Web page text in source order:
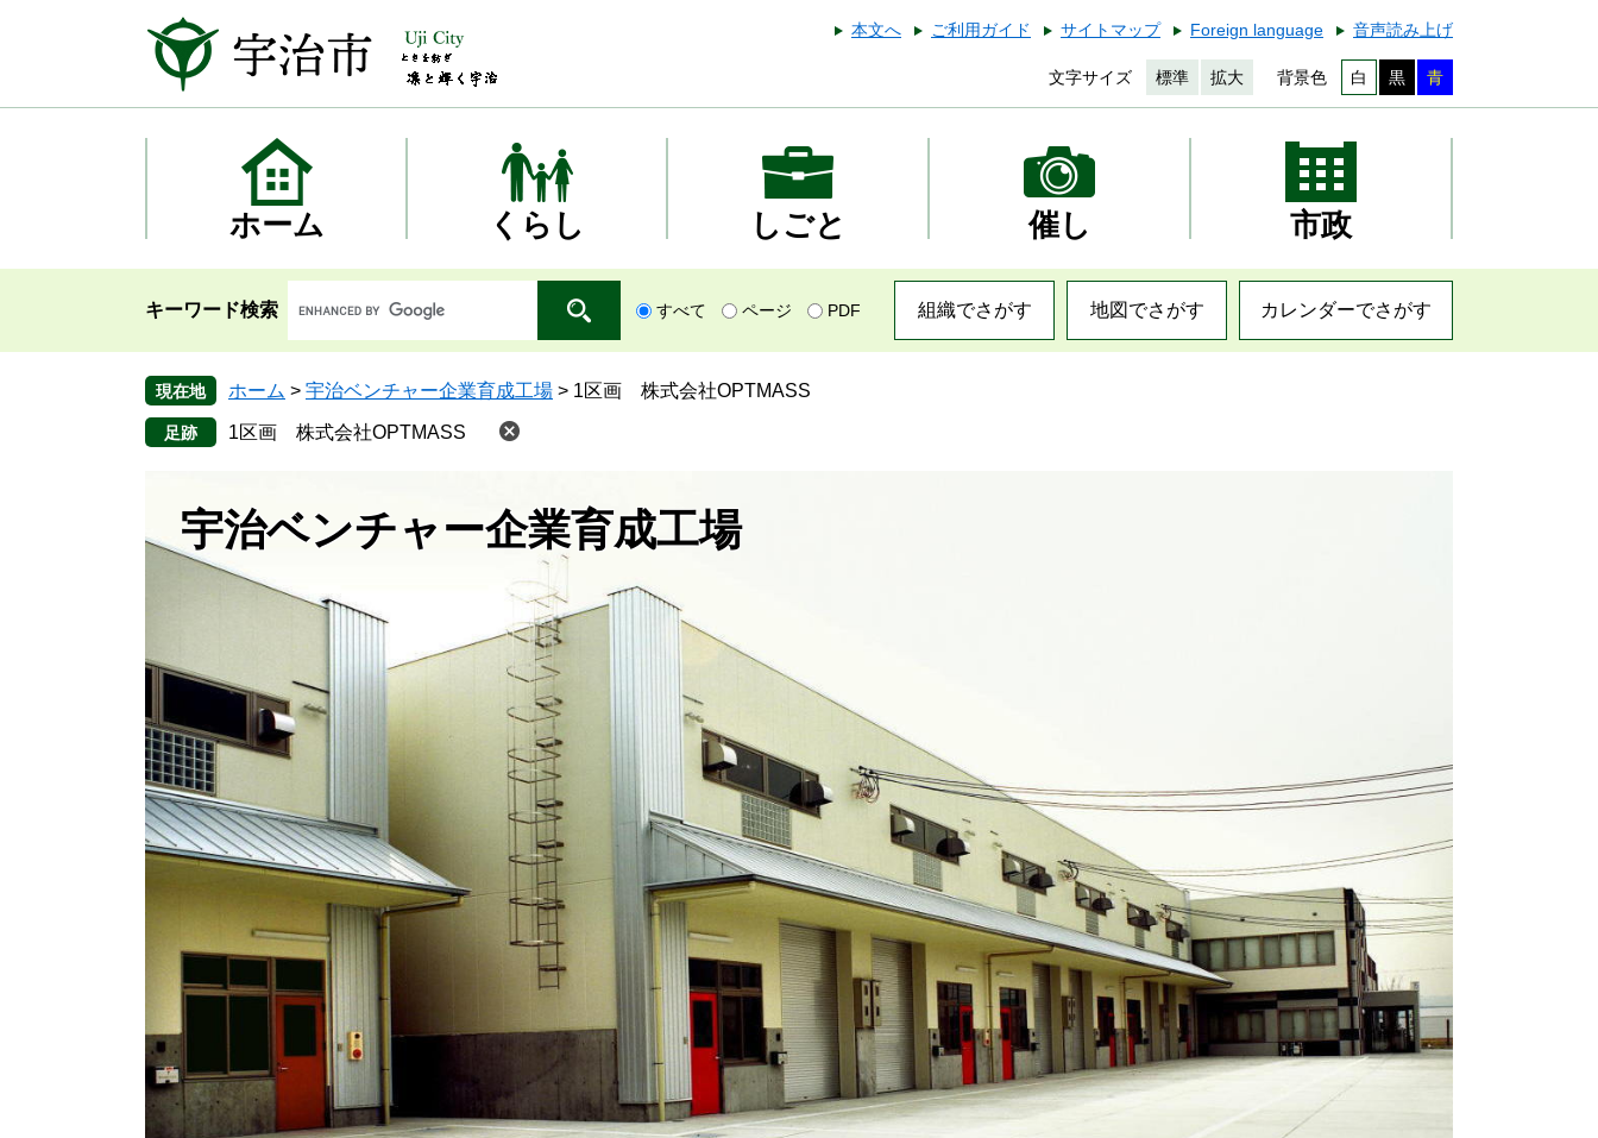
本
本文へ ご利用ガイド サイトマップ Foreign language 音声読み上げ
文字サイズ 標準 拡大 背景色 白 黒 青
ホーム くらし しごと 催し 市政
キーワード検索 すべて ページ PDF 組織でさがす 地図でさがす カレンダーでさがす
現在地 ホーム > 宇治ベンチャー企業育成工場 > 1区画 株式会社OPTMASS
1区画 株式会社OPTMASS
宇治ベンチャー企業育成工場